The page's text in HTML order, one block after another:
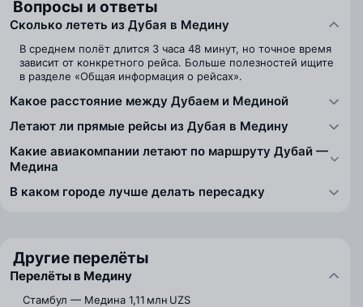
Вопросы и ответы
Сколько лететь из Дубая в Медину
В среднем полёт длится 3 часа 48 минут, но точное время
зависит от конкретного рейса. Больше полезностей ищите
в разделе «Общая информация о рейсах».
Какое расстояние между Дубаем и Мединой
Летают ли прямые рейсы из Дубая в Медину
Какие авиакомпании летают по маршруту Дубай —
Медина
В каком городе лучше делать пересадку
Другие перелёты
Перелёты в Медину
Стамбул — Медина 1,11 млн UZS